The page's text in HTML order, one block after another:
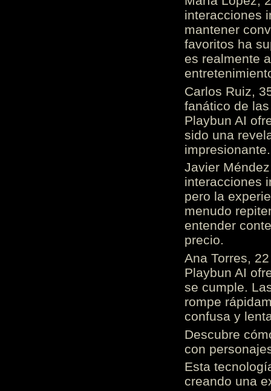
interacciones
mantener
favoritos ha
es realmente
Carlos Ruiz,
fanático de
Playbun AI
sido una
Javier
interacciones
pero la
menudo
entender
precio.
Ana Torres,
Playbun AI
se cumple.
rompe
confusa y
Descubre
con
Esta
creando una